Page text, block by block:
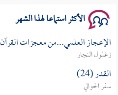
الأكثر استماعا لهذا الشهر
الإعجاز العلمي...من معجزات القرآن
زغلول النجار
القدر (24)
سفر الحوالي